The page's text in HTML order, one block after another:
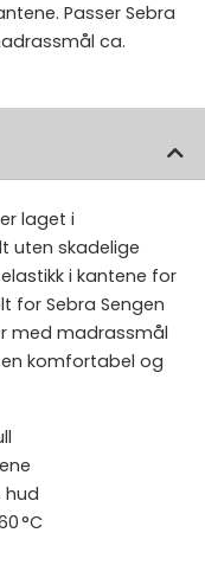
Passer Sebra
ca.
laget i
uten skadelige
i kantene for
for Sebra Sengen
med madrassmål
en komfortabel og
hud
°C